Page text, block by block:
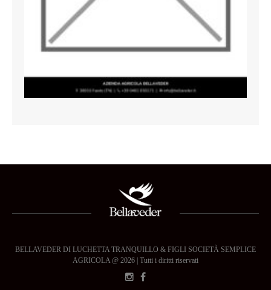
BELLAVEDER DI LUCHETTA TRANQUILLO & FIGLI SOCIETÀ SEMPLICE
AGRICOLA @ 2026 | Tutti i diritti riservati